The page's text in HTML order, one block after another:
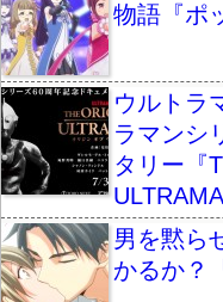
物語『ポ
ウルトラ
ラマンシ
タリー『
男を黙ら
かるか？